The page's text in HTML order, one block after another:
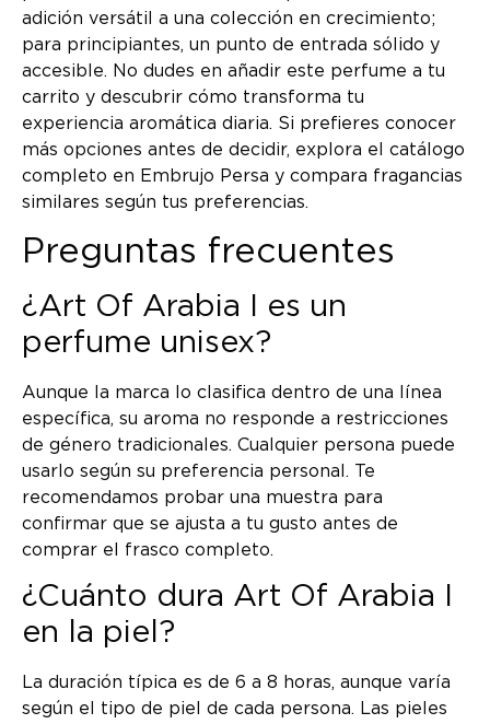
adición versátil a una colección en crecimiento;
para principiantes, un punto de entrada sólido y
accesible. No dudes en añadir este perfume a tu
carrito y descubrir cómo transforma tu
experiencia aromática diaria. Si prefieres conocer
más opciones antes de decidir, explora el catálogo
completo en Embrujo Persa y compara fragancias
similares según tus preferencias.
Preguntas frecuentes
¿Art Of Arabia I es un
perfume unisex?
Aunque la marca lo clasifica dentro de una línea
específica, su aroma no responde a restricciones
de género tradicionales. Cualquier persona puede
usarlo según su preferencia personal. Te
recomendamos probar una muestra para
confirmar que se ajusta a tu gusto antes de
comprar el frasco completo.
¿Cuánto dura Art Of Arabia I
en la piel?
La duración típica es de 6 a 8 horas, aunque varía
según el tipo de piel de cada persona. Las pieles